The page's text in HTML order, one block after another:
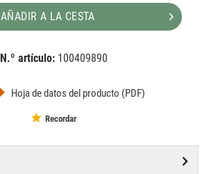
AÑADIR A LA CESTA
N.º artículo: 100409890
Hoja de datos del producto (PDF)
Recordar